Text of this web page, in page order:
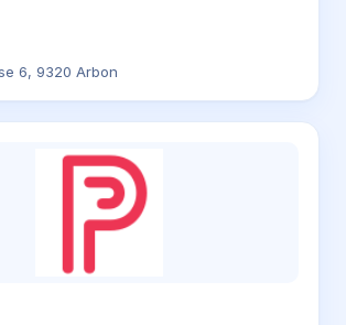
6, 9320 Arbon